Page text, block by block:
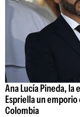
Ana Lucía Pineda,
Espriella un
Colombia